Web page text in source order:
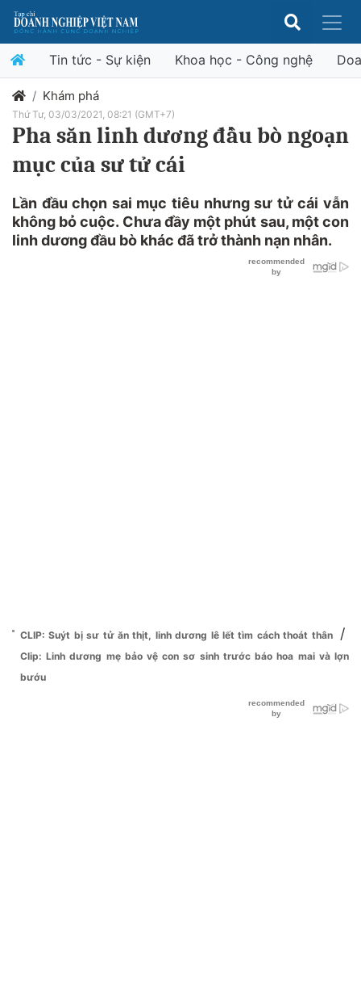
Tin tức - Sự kiện Khoa học - Công nghệ
Khám phá
Thứ Tư, 03/03/2021, 08:21 (GMT+7)
Pha săn linh dương đầu bò ngoạn
mục của sư tử cái
Lần đầu chọn sai mục tiêu nhưng sư tử cái vẫn
không bỏ cuộc. Chưa đầy một phút sau, một con
linh dương đầu bò khác đã trở thành nạn nhân.
CLIP: Suýt bị sư tử ăn thịt, linh dương lê lết tìm cách thoát thân /
Clip: Linh dương mẹ bảo vệ con sơ sinh trước báo hoa mai và lợn
bướu